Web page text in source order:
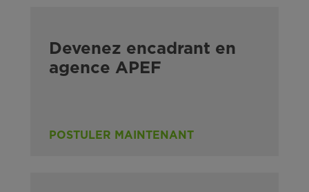
Devenez encadrant en
agence APEF
POSTULER MAINTENANT